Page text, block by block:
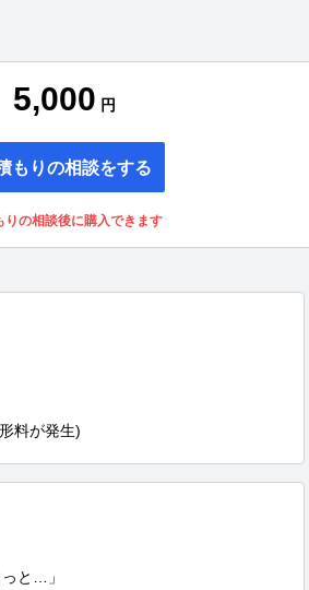
5,000 円
もりの相談をする
りの相談後に購入できます
料が発生)
と…」